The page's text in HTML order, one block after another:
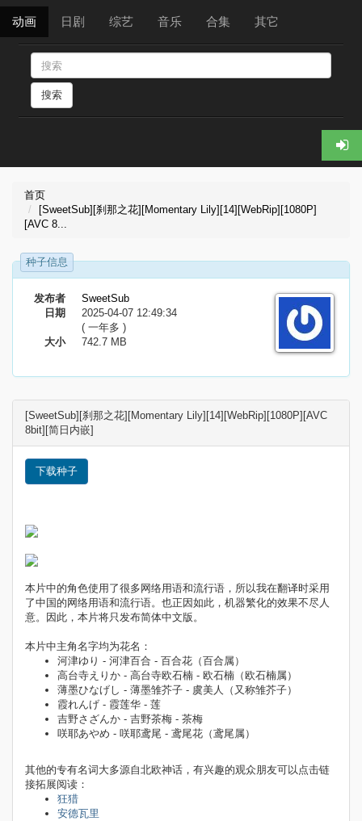
动画 日剧 综艺 音乐 合集 其它
搜索
首页
[SweetSub][刹那之花][Momentary Lily][14][WebRip][1080P]
[AVC 8...
种子信息
发布者
SweetSub
日期
2025-04-07 12:49:34
( 一年多 )
大小
742.7 MB
[SweetSub][刹那之花][Momentary Lily][14][WebRip][1080P][AVC
8bit][简日内嵌]
下载种子
本片中的角色使用了很多网络用语和流行语，所以我在翻译时采用
了中国的网络用语和流行语。也正因如此，机器繁化的效果不尽人
意。因此，本片将只发布简体中文版。
本片中主角名字均为花名：
河津ゆり - 河津百合 - 百合花（百合属）
高台寺えりか - 高台寺欧石楠 - 欧石楠（欧石楠属）
薄墨ひなげし - 薄墨雏芥子 - 虞美人（又称雏芥子）
霞れんげ - 霞莲华 - 莲
吉野さざんか - 吉野茶梅 - 茶梅
咲耶あやめ - 咲耶鸢尾 - 鸢尾花（鸢尾属）
其他的专有名词大多源自北欧神话，有兴趣的观众朋友可以点击链
接拓展阅读：
狂猎
安德瓦里